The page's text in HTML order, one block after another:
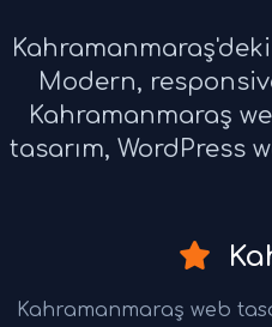
Modern,
Kahramanmaraş
tasarım, WordPress
Kahramanmaraş web